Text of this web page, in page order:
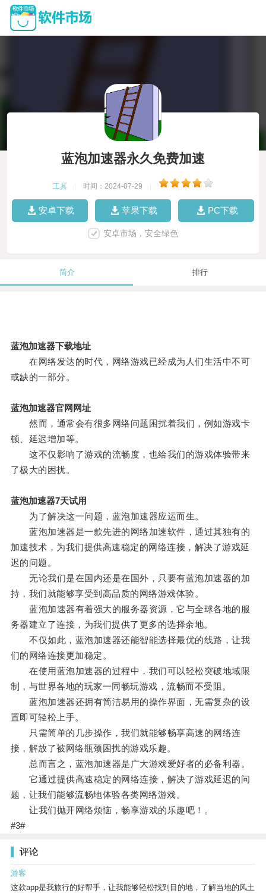
蓝泡加速器永久免费加速
工具 时间：2024-07-29
安卓下载 苹果下载 PC下载
安卓市场，安全绿色
简介 排行
蓝泡加速器下载地址
在网络发达的时代，网络游戏已经成为人们生活中不可
或缺的一部分。
蓝泡加速器官网网址
然而，通常会有很多网络问题困扰着我们，例如游戏卡
顿、延迟增加等。
这不仅影响了游戏的流畅度，也给我们的游戏体验带来
了极大的困扰。
蓝泡加速器7天试用
为了解决这一问题，蓝泡加速器应运而生。
蓝泡加速器是一款先进的网络加速软件，通过其独有的
加速技术，为我们提供高速稳定的网络连接，解决了游戏延
迟的问题。
无论我们是在国内还是在国外，只要有蓝泡加速器的加
持，我们就能够享受到高品质的网络游戏体验。
蓝泡加速器有着强大的服务器资源，它与全球各地的服
务器建立了连接，为我们提供了更多的选择余地。
不仅如此，蓝泡加速器还能智能选择最优的线路，让我
们的网络连接更加稳定。
在使用蓝泡加速器的过程中，我们可以轻松突破地域限
制，与世界各地的玩家一同畅玩游戏，流畅而不受阻。
蓝泡加速器还拥有简洁易用的操作界面，无需复杂的设
置即可轻松上手。
只需简单的几步操作，我们就能够畅享高速的网络连
接，解放了被网络瓶颈困扰的游戏乐趣。
总而言之，蓝泡加速器是广大游戏爱好者的必备利器。
它通过提供高速稳定的网络连接，解决了游戏延迟的问
题，让我们能够流畅地体验各类网络游戏。
让我们抛开网络烦恼，畅享游戏的乐趣吧！。
#3#
评论
游客
这款app是我旅行的好帮手，让我能够轻松找到目的地，了解当地的风土